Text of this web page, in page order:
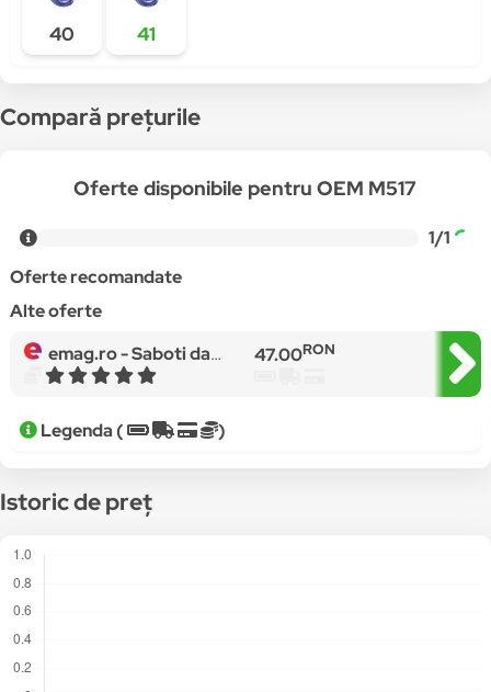
40 41
Compară prețurile
Oferte disponibile pentru OEM M517
1/1
Oferte recomandate
Alte oferte
emag.ro -Saboti dama imblaniti Trendd Clogs, Bleumarin 47.00RON
Legenda ( )
Istoric de preț